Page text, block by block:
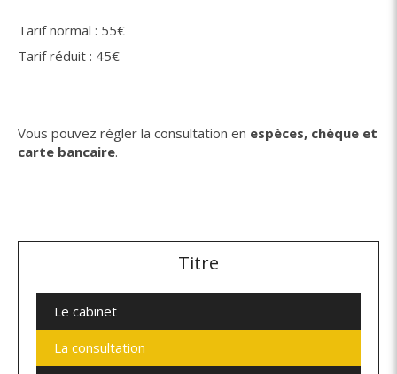
Tarif normal : 55€
Tarif réduit : 45€
Vous pouvez régler la consultation en espèces, chèque et
carte bancaire.
Titre
Le cabinet
La consultation